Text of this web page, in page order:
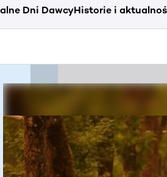
Dni DawcyHistorie i